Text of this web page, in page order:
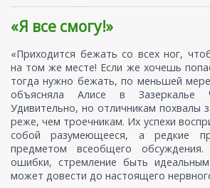
«Я все смогу!»
«Приходится бежать со всех ног,
на том же месте! Если же хочешь
тогда нужно бежать, по меньшей
объясняла Алисе в Зазеркалье
Удивительно, но отличникам похвалы
реже, чем троечникам. Их успехи
собой разумеющееся, а редкие
предметом всеобщего обсуждения.
ошибки, стремление быть
может довести до настоящего